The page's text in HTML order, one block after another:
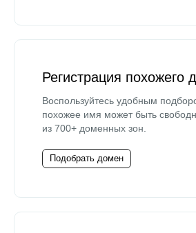
Регистрация похожего
Воспользуйтесь удобным
похожее имя может быть
из 700+ доменных зон.
Подобрать домен